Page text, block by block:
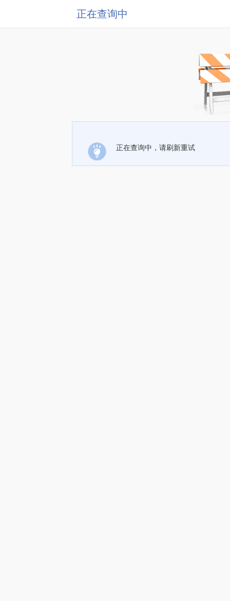
正在查询中
正在查询中，请刷新重试